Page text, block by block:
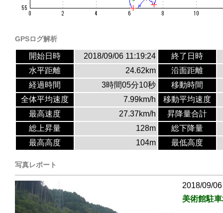
GPSログ解析
開始日時 2018/09/06 11:19:24
終了日時
水平距離
24.62km
沿面距離
経過時間
3時間05分10秒
移動時間
全体平均速度
7.99km/h
移動平均速度
最高速度
27.37km/h
昇降量合計
総上昇量
128m
総下降量
最高高度
104m 最低高度
写真レポート
2018/09/
美術館駐